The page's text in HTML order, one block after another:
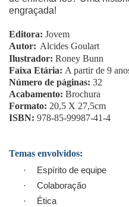
engraçada!
Editora: Jovem
Autor: Alcides Goulart
Ilustrador: Roney Bunn
Faixa Etária: A partir de 9
Número de páginas: 32
Acabamento: Brochura
Formato: 20,5 X 27,5cm
ISBN: 978-85-99987-41-4
Temas envolvidos:
· Espírito de equipe
· Colaboração
· Ética